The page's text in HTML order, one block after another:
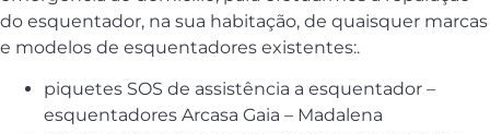
do esquentador, na sua habitação, de quaisquer marcas
e modelos de esquentadores existentes:.
piquetes SOS de assistência a esquentador –
esquentadores Arcasa Gaia – Madalena